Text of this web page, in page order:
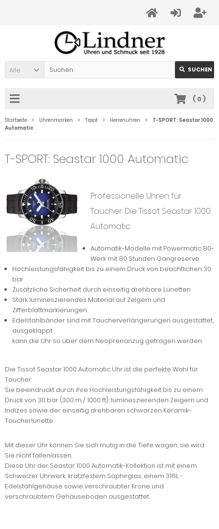
Alle SUCHEN
( 0)
Startseite Uhrenmarken Tissot Herrenuhren
T-SPORT: Seastar 1000
Automatic
T-SPORT: Seastar 1000 Automatic
Professionelle Uhren für
Taucher: Die Tissot Seastar 1000
Automatic
Automatik-Modelle mit Powermatic 80-
Werk mit 80 Stunden Gangreserve
Hochleistungsfähigkeit bis zu einem Druck von beachtlichen 30
bar
Zusätzliche Sicherheit durch einseitig drehbare Lünetten
Stark lumineszierendes Material auf Zeigern und
Zifferblattmarkierungen
Edelstahlbänder sind mit Taucherverlängerungen ausgestattet,
ausgeklappt
kann die Uhr so über dem Neoprenanzug getragen werden.
Die Tissot Seastar 1000 Automatic Uhr ist die perfekte Wahl für
Taucher.
Sie beeindruckt durch ihre Hochleistungsfähigkeit bis zu einem
Druck von 30 bar (300 m / 1000 ft), lumineszierenden Zeigern und
Indizes sowie der einseitig drehbaren schwarzen Keramik-
Taucherlünette.
Mit dieser Uhr können Sie sich mutig in die Tiefe wagen, sie wird
Sie nicht fallenlassen.
Diese Uhr der Seastar 1000 Automatik-Kollektion ist mit einem
Schweizer Uhrwerk, kratzfestem Saphirglas, einem 316L -
Edelstahlgehäuse sowie verschraubter Krone und
verschraubtem Gehäuseboden ausgestattet.